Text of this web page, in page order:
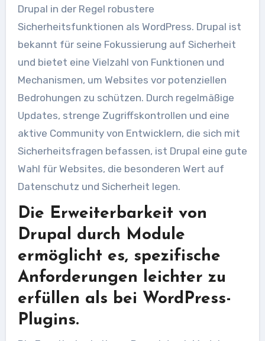
Drupal in der Regel robustere
Sicherheitsfunktionen als WordPress. Drupal ist
bekannt für seine Fokussierung auf Sicherheit
und bietet eine Vielzahl von Funktionen und
Mechanismen, um Websites vor potenziellen
Bedrohungen zu schützen. Durch regelmäßige
Updates, strenge Zugriffskontrollen und eine
aktive Community von Entwicklern, die sich mit
Sicherheitsfragen befassen, ist Drupal eine gute
Wahl für Websites, die besonderen Wert auf
Datenschutz und Sicherheit legen.
Die Erweiterbarkeit von
Drupal durch Module
ermöglicht es, spezifische
Anforderungen leichter zu
erfüllen als bei WordPress-
Plugins.